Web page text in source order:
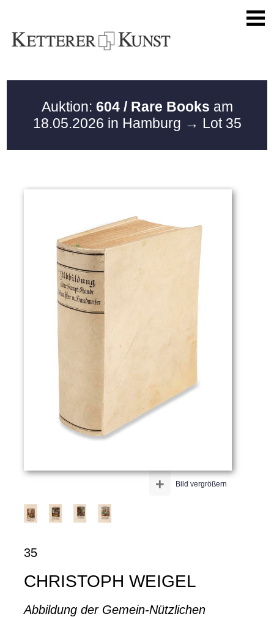
Auktion: 604 / Rare Books am
18.05.2026 in Hamburg → Lot 35
Bild vergrößern
+
35
CHRISTOPH WEIGEL
Abbildung der Gemein-Nützlichen